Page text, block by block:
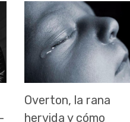
Overton, la rana
hervida y cómo